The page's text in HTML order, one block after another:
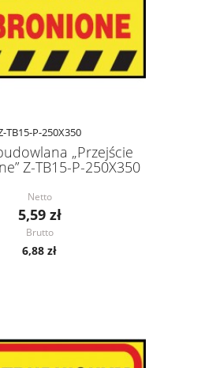
TB15-P-250X350
„Przejście
Z-TB15-P-250X350
Netto
5,59 zł
Brutto
6,88 zł